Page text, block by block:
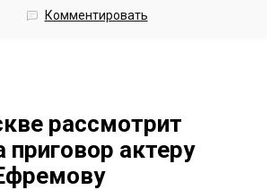
Комментировать
рассмотрит
приговор актеру